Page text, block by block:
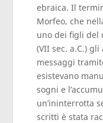
ebraica. Il
Morfeo, che
uno dei figli del
(VII sec. a.C.)
messaggi
esistevano
sogni e
un’ininterrotta
scritti è stata